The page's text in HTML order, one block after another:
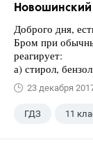
Доброго дня,
Бром при
реагирует:
а) стирол,
23 декабря
ГДЗ 11